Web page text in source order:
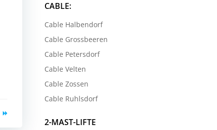
CABLE:
Cable Halbendorf
Cable Grossbeeren
Cable Petersdorf
Cable Velten
Cable Zossen
Cable Ruhlsdorf
2-MAST-LIFTE